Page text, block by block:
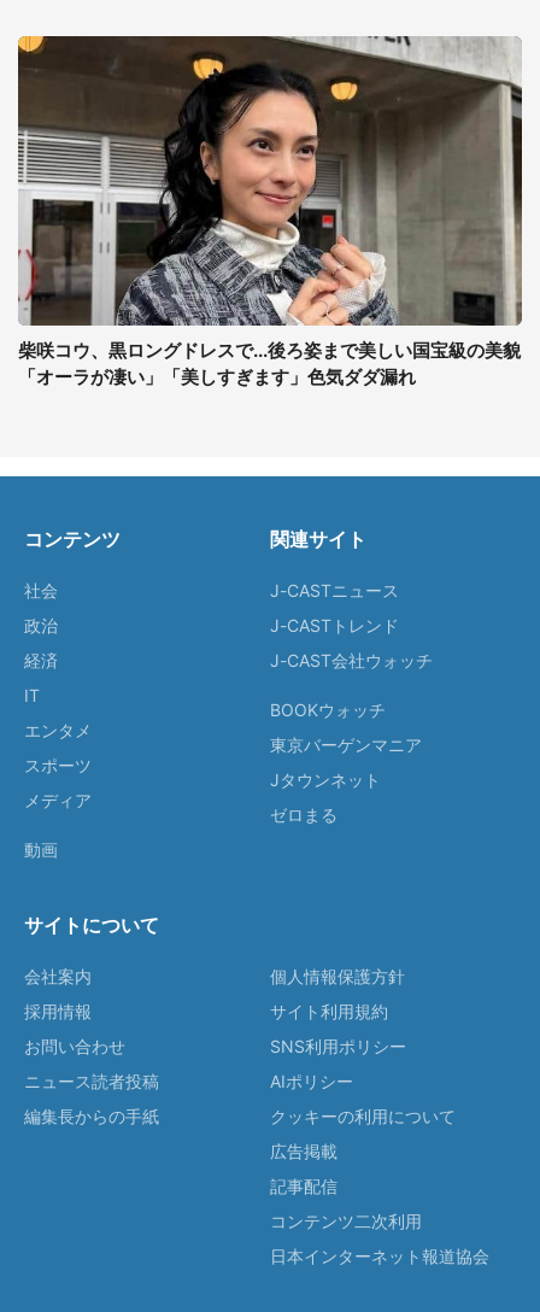
柴咲コウ、黒ロングドレスで...後ろ姿まで美しい国宝級の美貌
「オーラが凄い」「美しすぎます」色気ダダ漏れ
コンテンツ
社会
政治
経済
IT
エンタメ
スポーツ
メディア
動画
関連サイト
J-CASTニュース
J-CASTトレンド
J-CAST会社ウォッチ
BOOKウォッチ
東京バーゲンマニア
Jタウンネット
ゼロまる
サイトについて
会社案内
採用情報
お問い合わせ
ニュース読者投稿
編集長からの手紙
個人情報保護方針
サイト利用規約
SNS利用ポリシー
AIポリシー
クッキーの利用について
広告掲載
記事配信
コンテンツ二次利用
日本インターネット報道協会